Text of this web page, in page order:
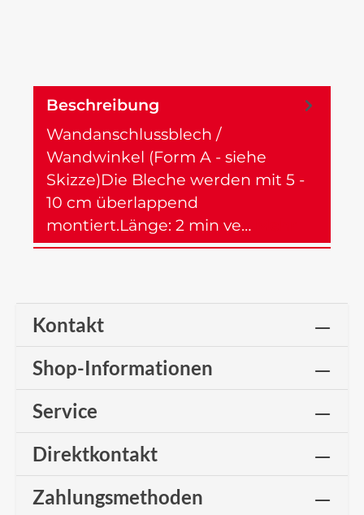
Beschreibung
Wandanschlussblech /
Wandwinkel (Form A - siehe
Skizze)Die Bleche werden mit 5 -
10 cm überlappend
montiert.Länge: 2 min ve…
Kontakt
Shop-Informationen
Service
Direktkontakt
Zahlungsmethoden